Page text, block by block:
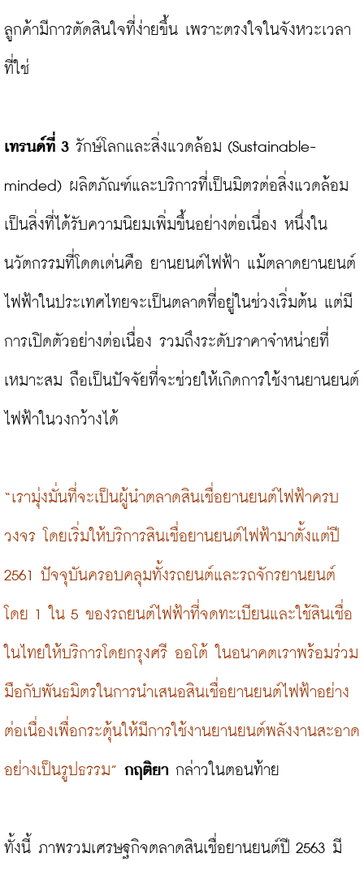
ลูกค้ามีการตัดสินใจที่ง่ายขึ้น เพราะตรงใจในจังหวะเวลา
ที่ใช่
เทรนด์ที่ 3 รักษ์โลกและสิ่งแวดล้อม (Sustainable-
minded) ผลิตภัณฑ์และบริการที่เป็นมิตรต่อสิ่งแวดล้อม
เป็นสิ่งที่ได้รับความนิยมเพิ่มขึ้นอย่างต่อเนื่อง หนึ่งใน
นวัตกรรมที่โดดเด่นคือ ยานยนต์ไฟฟ้า แม้ตลาดยานยนต์
ไฟฟ้าในประเทศไทยจะเป็นตลาดที่อยู่ในช่วงเริ่มต้น แต่มี
การเปิดตัวอย่างต่อเนื่อง รวมถึงระดับราคาจำหน่ายที่
เหมาะสม ถือเป็นปัจจัยที่จะช่วยให้เกิดการใช้งานยานยนต์
ไฟฟ้าในวงกว้างได้
“เรามุ่งมั่นที่จะเป็นผู้นำตลาดสินเชื่อยานยนต์ไฟฟ้าครบ
วงจร โดยเริ่มให้บริการสินเชื่อยานยนต์ไฟฟ้ามาตั้งแต่ปี
2561 ปัจจุบันครอบคลุมทั้งรถยนต์และรถจักรยานยนต์
โดย 1 ใน 5 ของรถยนต์ไฟฟ้าที่จดทะเบียนและใช้สินเชื่อ
ในไทยให้บริการโดยกรุงศรี ออโต้ ในอนาคตเราพร้อมร่วม
มือกับพันธมิตรในการนำเสนอสินเชื่อยานยนต์ไฟฟ้าอย่าง
ต่อเนื่องเพื่อกระตุ้นให้มีการใช้งานยานยนต์พลังงานสะอาด
อย่างเป็นรูปธรรม” กฤติยา กล่าวในตอนท้าย
ทั้งนี้ ภาพรวมเศรษฐกิจตลาดสินเชื่อยานยนต์ปี 2563 มี